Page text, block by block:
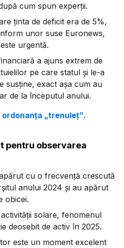
cum spun experții.
ținta de deficit era de 5%,
unor suse Euronews,
urgentă.
a ajuns extrem de
pe care statul și le-a
susține, exact așa cum au
de la începutul anului.
ordonanța „trenuleț”.
pentru observarea
cu o frecvență crescută
anului 2024 și au apărut
obicei.
solare, fenomenul
deosebit de activ în 2025.
este un moment excelent